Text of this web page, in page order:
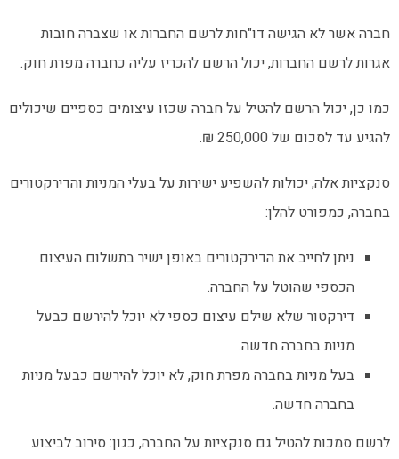
חברה אשר לא הגישה דו"חות לרשם החברות או שצברה חובות
אגרות לרשם החברות, יכול הרשם להכריז עליה כחברה מפרת חוק.
כמו כן, יכול הרשם להטיל על חברה שכזו עיצומים כספיים שיכולים
להגיע עד לסכום של 250,000 ₪.
סנקציות אלה, יכולות להשפיע ישירות על בעלי המניות והדירקטורים
בחברה, כמפורט להלן:
ניתן לחייב את הדירקטורים באופן ישיר בתשלום העיצום
הכספי שהוטל על החברה.
דירקטור שלא שילם עיצום כספי לא יוכל להירשם כבעל
מניות בחברה חדשה.
בעל מניות בחברה מפרת חוק, לא יוכל להירשם כבעל מניות
בחברה חדשה.
לרשם סמכות להטיל גם סנקציות על החברה, כגון: סירוב לביצוע